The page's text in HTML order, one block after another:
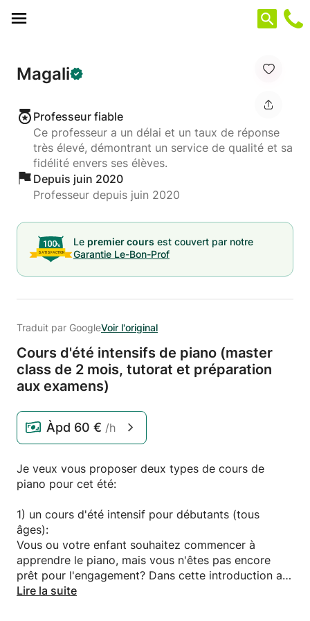
Magali
Professeur fiable
Ce professeur a un délai et un taux de réponse
très élevé, démontrant un service de qualité et sa
fidélité envers ses élèves.
Depuis juin 2020
Professeur depuis juin 2020
Le premier cours est couvert par notre
Garantie Le-Bon-Prof
Traduit par GoogleVoir l'original
Cours d'été intensifs de piano (master
class de 2 mois, tutorat et préparation
aux examens)
Àpd 60 € /h
Je veux vous proposer deux types de cours de
piano pour cet été:
1) un cours d'été intensif pour débutants (tous
âges):
Vous ou votre enfant souhaitez commencer à
apprendre le piano, mais vous n'êtes pas encore
prêt pour l'engagement? Dans cette introduction au
piano hebdomadaire (ou bi-hebdomadaire) de 2
Lire la suite